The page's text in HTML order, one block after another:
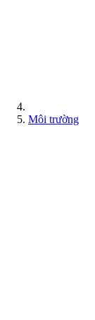
Môi trường